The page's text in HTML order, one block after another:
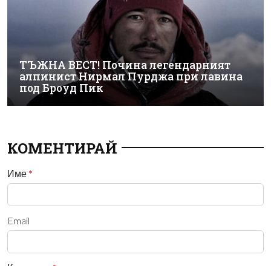
ТЪЖНА ВЕСТ! Почина легендарният
алпинист Нирмал Пурджа при лавина
под Броуд Пик
КОМЕНТИРАЙ
Име *
Email